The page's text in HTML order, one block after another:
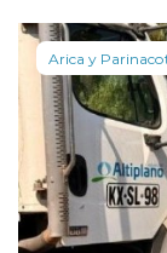
Arica y